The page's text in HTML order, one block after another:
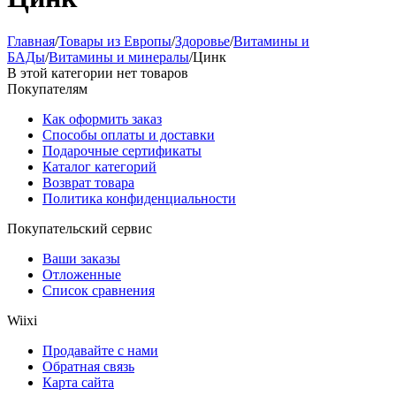
Главная/Товары из Европы/Здоровье/Витамины и
БАДы/Витамины и минералы/Цинк
В этой категории нет товаров
Покупателям
Как оформить заказ
Способы оплаты и доставки
Подарочные сертификаты
Каталог категорий
Возврат товара
Политика конфиденциальности
Покупательский сервис
Ваши заказы
Отложенные
Список сравнения
Wiixi
Продавайте с нами
Обратная связь
Карта сайта